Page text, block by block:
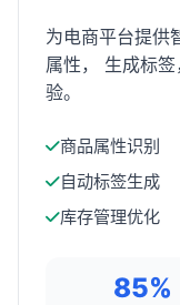
为电商平台提供
属性， 生成标
验。
商品属性识别
自动标签生成
库存管理优化
85%